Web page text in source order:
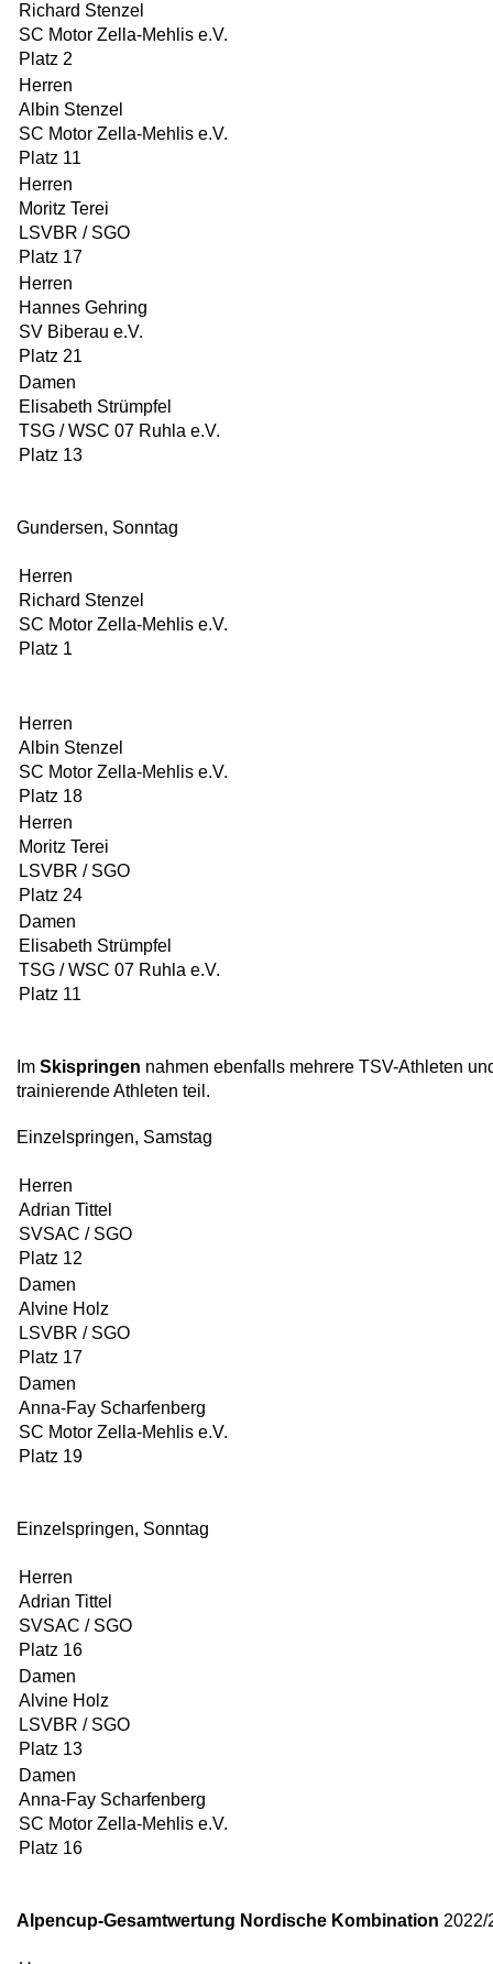
Richard Stenzel
SC Motor Zella-Mehlis e.V.
Platz 2
Herren
Albin Stenzel
SC Motor Zella-Mehlis e.V.
Platz 11
Herren
Moritz Terei
LSVBR / SGO
Platz 17
Herren
Hannes Gehring
SV Biberau e.V.
Platz 21
Damen
Elisabeth Strümpfel
TSG / WSC 07 Ruhla e.V.
Platz 13
Gundersen, Sonntag
Herren
Richard Stenzel
SC Motor Zella-Mehlis e.V.
Platz 1
Herren
Albin Stenzel
SC Motor Zella-Mehlis e.V.
Platz 18
Herren
Moritz Terei
LSVBR / SGO
Platz 24
Damen
Elisabeth Strümpfel
TSG / WSC 07 Ruhla e.V.
Platz 11
Im Skispringen nahmen ebenfalls mehrere TSV-Athleten
trainierende Athleten teil.
Einzelspringen, Samstag
Herren
Adrian Tittel
SVSAC / SGO
Platz 12
Damen
Alvine Holz
LSVBR / SGO
Platz 17
Damen
Anna-Fay Scharfenberg
SC Motor Zella-Mehlis e.V.
Platz 19
Einzelspringen, Sonntag
Herren
Adrian Tittel
SVSAC / SGO
Platz 16
Damen
Alvine Holz
LSVBR / SGO
Platz 13
Damen
Anna-Fay Scharfenberg
SC Motor Zella-Mehlis e.V.
Platz 16
Alpencup-Gesamtwertung Nordische Kombination 2022/